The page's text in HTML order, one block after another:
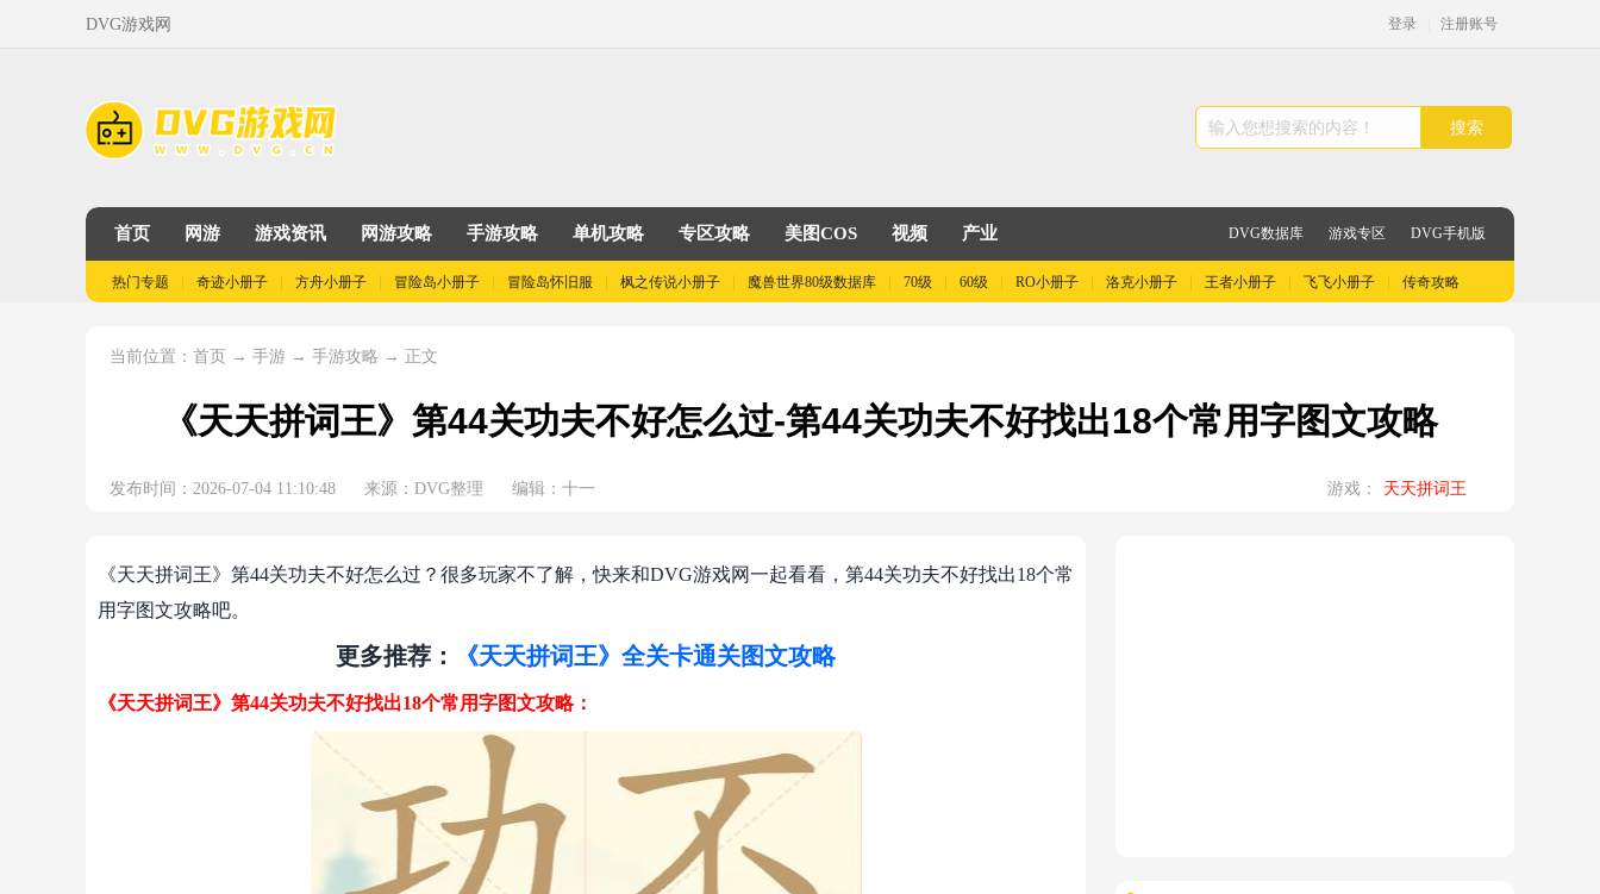
DVG游戏网 登录 注册账号
搜索
首页 网游 游戏资讯 网游攻略 手游攻略 单机攻略 专区攻略 美图COS 视频 产业 DVG数据库 游戏专区 DVG手机版
热门专题 奇迹小册子 方舟小册子 冒险岛小册子 冒险岛怀旧服 枫之传说小册子 魔兽世界80级数据库 70级 60级 RO小册子 洛克小册子 王者小册子 飞飞小册子 传奇攻略
当前位置： 首页 → 手游 → 手游攻略 → 正文
《天天拼词王》第44关功夫不好怎么过-第44关功夫不好找出18个常用字图文攻略
发布时间：2026-07-04 11:10:48 来源：DVG整理 编辑：十一 游戏： 天天拼词王
《天天拼词王》第44关功夫不好怎么过？很多玩家不了解，快来和DVG游戏网一起看看，第44关功夫不好找出18个常
用字图文攻略吧。
更多推荐： 《天天拼词王》全关卡通关图文攻略
《天天拼词王》第44关功夫不好找出18个常用字图文攻略：